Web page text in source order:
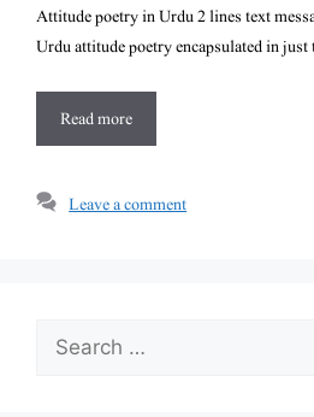
Attitude poetry in Urdu 2 lines text
Urdu attitude poetry encapsulated in just
Read more
Leave a comment
Search
for: